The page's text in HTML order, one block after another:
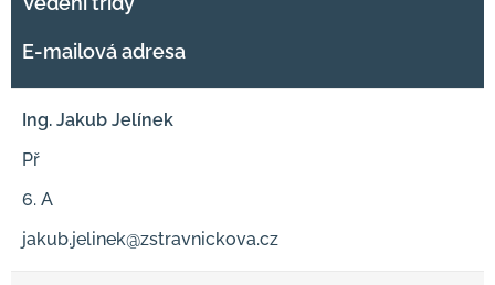
E-mailová adresa
Ing. Jakub Jelínek
Př
6. A
jakub.jelinek@zstravnickova.cz